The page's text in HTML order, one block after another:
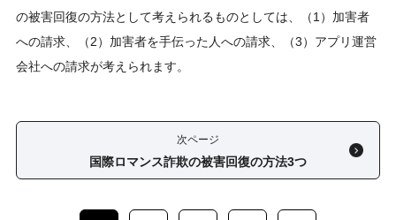
の被害回復の方法として考えられるものとしては、（1）加害者
への請求、（2）加害者を手伝った人への請求、（3）アプリ運営
会社への請求が考えられます。
次ページ
国際ロマンス詐欺の被害回復の方法3つ